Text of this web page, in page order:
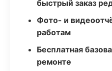
быстрый заказ
Фото- и
работам
Бесплатная
ремонте